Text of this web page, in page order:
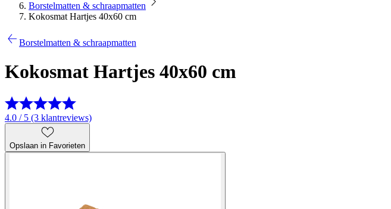
Borstelmatten & schraapmatten
Kokosmat Hartjes 40x60 cm
Borstelmatten & schraapmatten
Kokosmat Hartjes 40x60 cm
4.0 / 5 (3 klantreviews)
Opslaan in Favorieten